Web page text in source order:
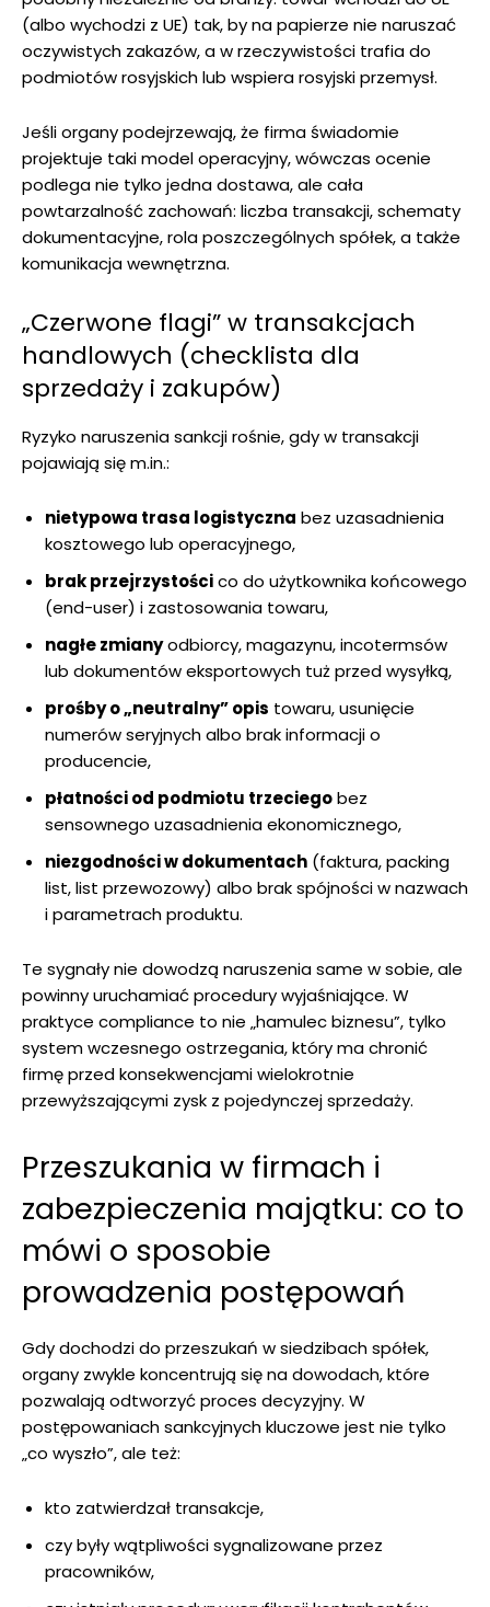
(albo wychodzi z UE) tak, by na papierze nie naruszać
oczywistych zakazów, a w rzeczywistości trafia do
podmiotów rosyjskich lub wspiera rosyjski przemysł.
Jeśli organy podejrzewają, że firma świadomie
projektuje taki model operacyjny, wówczas ocenie
podlega nie tylko jedna dostawa, ale cała
powtarzalność zachowań: liczba transakcji, schematy
dokumentacyjne, rola poszczególnych spółek, a także
komunikacja wewnętrzna.
„Czerwone flagi” w transakcjach
handlowych (checklista dla
sprzedaży i zakupów)
Ryzyko naruszenia sankcji rośnie, gdy w transakcji
pojawiają się m.in.:
nietypowa trasa logistyczna bez uzasadnienia
kosztowego lub operacyjnego,
brak przejrzystościco do użytkownika końcowego
(end-user) i zastosowania towaru,
nagłe zmianyodbiorcy, magazynu, incotermsów
lub dokumentów eksportowych tuż przed wysyłką,
prośby o „neutralny” opis towaru, usunięcie
numerów seryjnych albo brak informacji o
producencie,
płatności od podmiotu trzeciegobez
sensownego uzasadnienia ekonomicznego,
niezgodności w dokumentach (faktura, packing
list, list przewozowy) albo brak spójności w nazwach
i parametrach produktu.
Te sygnały nie dowodzą naruszenia same w sobie, ale
powinny uruchamiać procedury wyjaśniające. W
praktyce compliance to nie „hamulec biznesu”, tylko
system wczesnego ostrzegania, który ma chronić
firmę przed konsekwencjami wielokrotnie
przewyższającymi zysk z pojedynczej sprzedaży.
Przeszukania w firmach i
zabezpieczenia majątku: co to
mówi o sposobie
prowadzenia postępowań
Gdy dochodzi do przeszukań w siedzibach spółek,
organy zwykle koncentrują się na dowodach, które
pozwalają odtworzyć proces decyzyjny. W
postępowaniach sankcyjnych kluczowe jest nie tylko
„co wyszło”, ale też:
kto zatwierdzał transakcje,
czy były wątpliwości sygnalizowane przez
pracowników,